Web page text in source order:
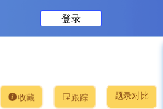
登录
收藏 跟踪 题录对比